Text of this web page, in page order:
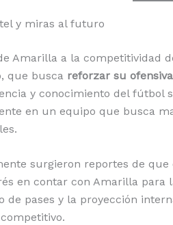
y miras al futuro
Amarilla a la competitividad
que busca reforzar su ofensiva
y conocimiento del
en un equipo que busca
surgieron reportes de
en contar con Amarilla
de pases y la proyección